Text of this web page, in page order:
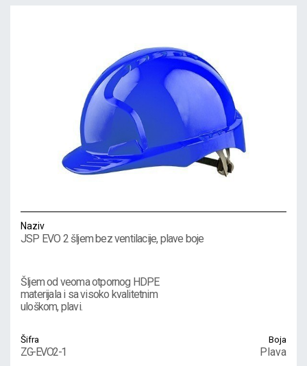
Naziv
JSP EVO 2 šljem bez ventilacije, plave boje
Šljem od veoma otpornog HDPE
materijala i sa visoko kvalitetnim
uloškom, plavi.
Šifra
ZG-EVO2-1
Boja
Plava